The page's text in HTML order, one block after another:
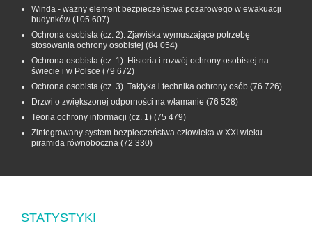
Winda - ważny element bezpieczeństwa pożarowego w ewakuacji
budynków (105 607)
Ochrona osobista (cz. 2). Zjawiska wymuszające potrzebę
stosowania ochrony osobistej (84 054)
Ochrona osobista (cz. 1). Historia i rozwój ochrony osobistej na
świecie i w Polsce (79 672)
Ochrona osobista (cz. 3). Taktyka i technika ochrony osób (76 726)
Drzwi o zwiększonej odporności na włamanie (76 528)
Teoria ochrony informacji (cz. 1) (75 479)
Zintegrowany system bezpieczeństwa człowieka w XXI wieku -
piramida równoboczna (72 330)
STATYSTYKI